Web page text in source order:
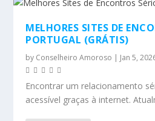
MELHORES SITES DE
PORTUGAL (GRÁTIS)
by Conselheiro Amoroso | Jan 5,
Encontrar um relacionamento
acessível graças à internet.